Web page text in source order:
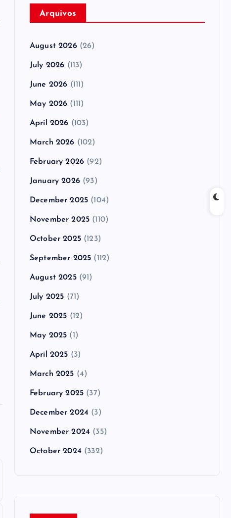
Arquivos
August 2026(26)
July 2026 (113)
June 2026 (111)
May 2026 (111)
April 2026 (103)
March 2026 (102)
February 2026 (92)
January 2026(93)
December 2025 (104)
November 2025 (110)
October 2025(123)
September 2025 (112)
August 2025(91)
July 2025 (71)
June 2025 (12)
May 2025 (1)
April 2025 (3)
March 2025 (4)
February 2025 (37)
December 2024 (3)
November 2024 (35)
October 2024 (332)